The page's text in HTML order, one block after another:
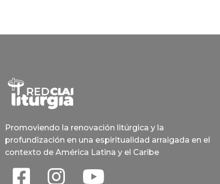
Promoviendo la renovación litúrgica y la
profundización en una espiritualidad arraigada en el
contexto de América Latina y el Caribe